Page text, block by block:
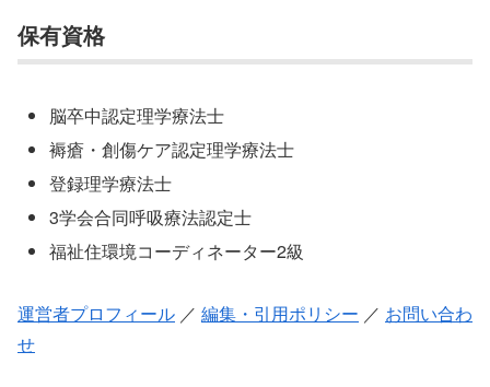
保有資格
脳卒中認定理学療法士
褥瘡・創傷ケア認定理学療法士
登録理学療法士
3学会合同呼吸療法認定士
福祉住環境コーディネーター2級
運営者プロフィール ／ 編集・引用ポリシー ／ お問い合わ
せ